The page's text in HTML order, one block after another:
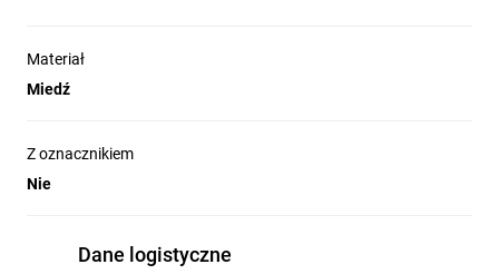
Materiał
Miedź
Z oznacznikiem
Nie
Dane logistyczne